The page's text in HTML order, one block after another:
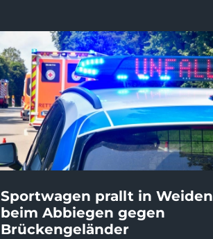
Sportwagen prallt in Weiden
beim Abbiegen gegen
Brückengeländer